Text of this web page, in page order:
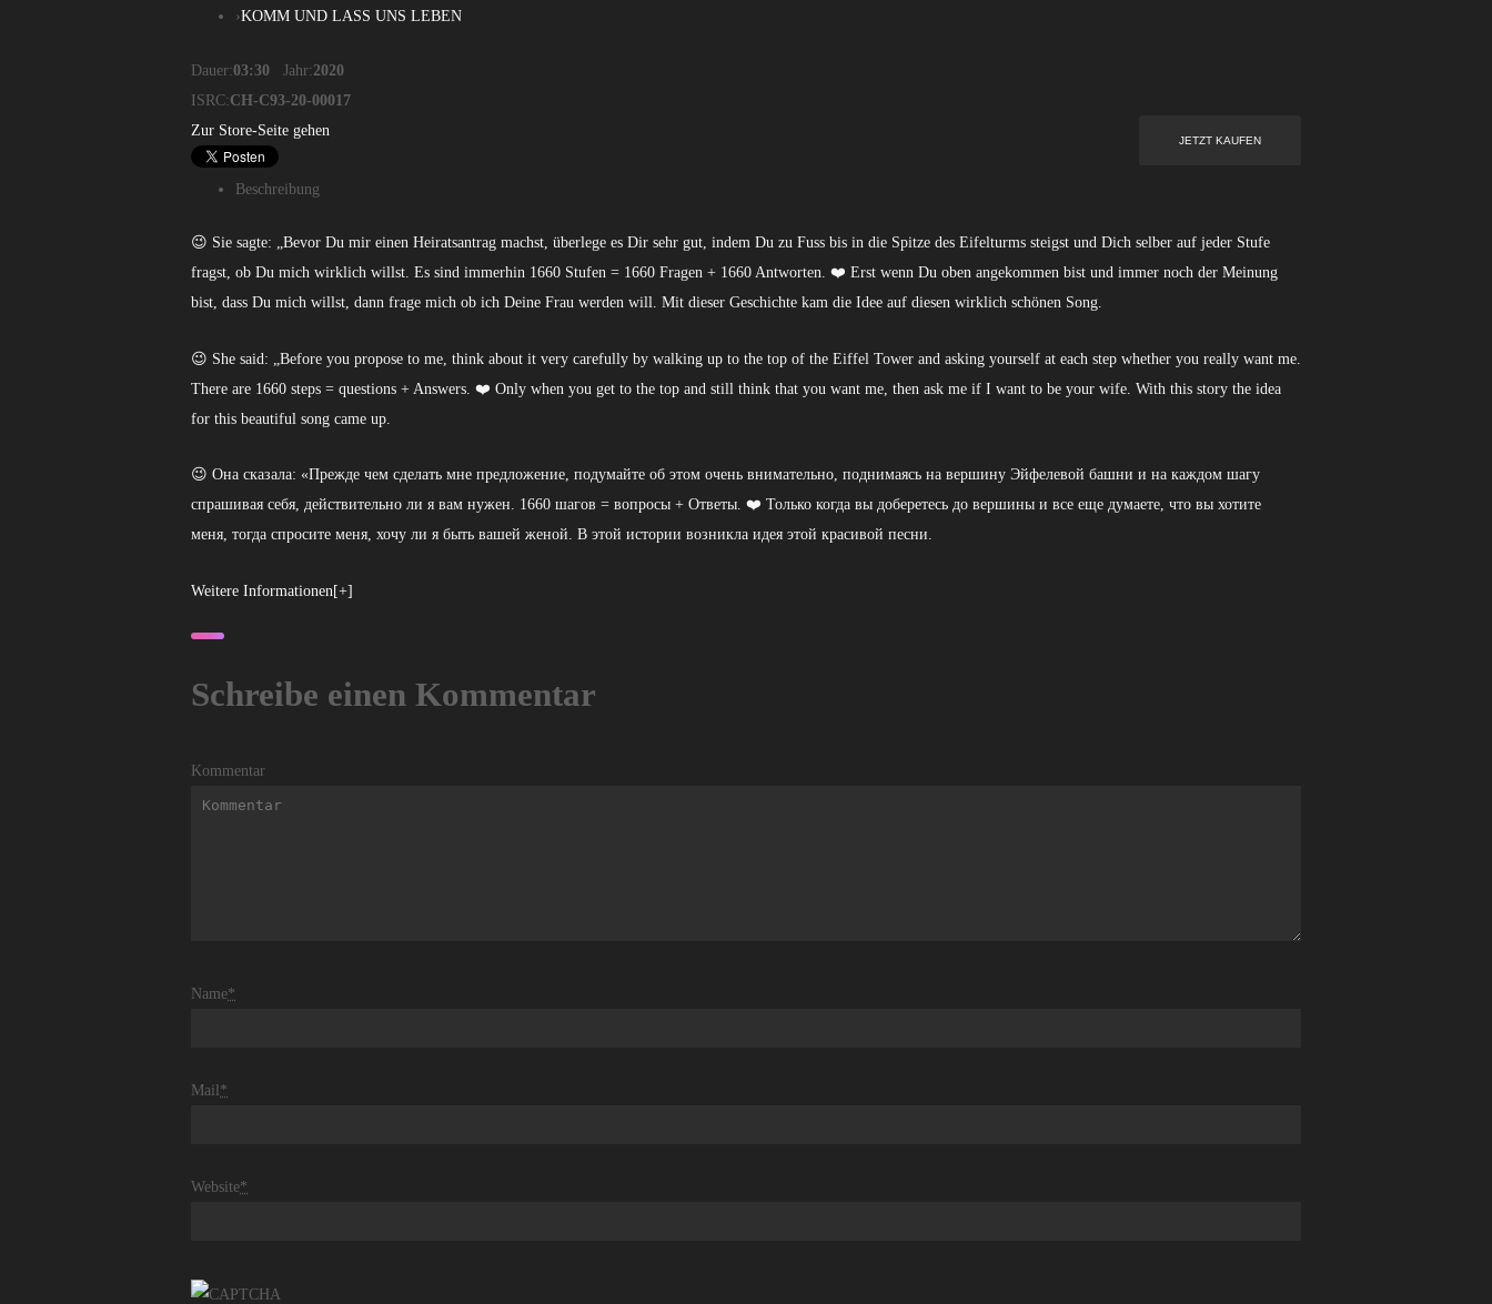
›KOMM UND LASS UNS LEBEN
Dauer:03:30 Jahr:2020
ISRC:CH-C93-20-00017
Zur Store-Seite gehen
Beschreibung
😉 Sie sagte: „Bevor Du mir einen Heiratsantrag machst, überlege es Dir sehr gut, indem Du zu Fuss bis in die Spitze des Eifelturms steigst und Dich selber auf jeder Stufe
fragst, ob Du mich wirklich willst. Es sind immerhin 1660 Stufen = 1660 Fragen + 1660 Antworten. ❤️ Erst wenn Du oben angekommen bist und immer noch der Meinung
bist, dass Du mich willst, dann frage mich ob ich Deine Frau werden will. Mit dieser Geschichte kam die Idee auf diesen wirklich schönen Song.
😉 She said: „Before you propose to me, think about it very carefully by walking up to the top of the Eiffel Tower and asking yourself at each step whether you really want me.
There are 1660 steps = questions + Answers. ❤️ Only when you get to the top and still think that you want me, then ask me if I want to be your wife. With this story the idea
for this beautiful song came up.
😉 Она сказала: «Прежде чем сделать мне предложение, подумайте об этом очень внимательно, поднимаясь на вершину Эйфелевой башни и на каждом шагу
спрашивая себя, действительно ли я вам нужен. 1660 шагов = вопросы + Ответы. ❤️ Только когда вы доберетесь до вершины и все еще думаете, что вы хотите
меня, тогда спросите меня, хочу ли я быть вашей женой. В этой истории возникла идея этой красивой песни.
Weitere Informationen[+]
Schreibe einen Kommentar
Kommentar
Name*
Mail*
Website*